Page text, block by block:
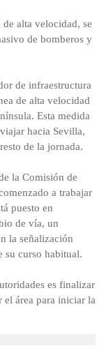
alta velocidad, se
de bomberos y
de infraestructura
de alta velocidad
Esta medida
hacia Sevilla,
de la jornada.
la Comisión de
a trabajar
puesto en
de vía, un
la señalización
su curso habitual.
es finalizar
el área para iniciar la